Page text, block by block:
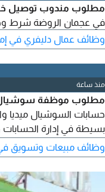
مطلوب مندوب توصيل
في عجمان الروضة شرط
وظائف عمال دليفري في
منذ ساعة
مطلوب موظفة سوشيال
حسابات السوشيال ميديا
بسيطة في إدارة الحسابات
السيرة الذاتية أو نماذج
وظائف مبيعات وتسويق في